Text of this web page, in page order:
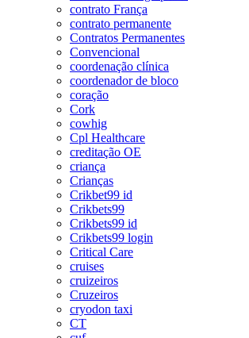
contrato França
contrato permanente
Contratos Permanentes
Convencional
coordenação clínica
coordenador de bloco
coração
Cork
cowhig
Cpl Healthcare
creditação OE
criança
Crianças
Crikbet99 id
Crikbets99
Crikbets99 id
Crikbets99 login
Critical Care
cruises
cruizeiros
Cruzeiros
cryodon taxi
CT